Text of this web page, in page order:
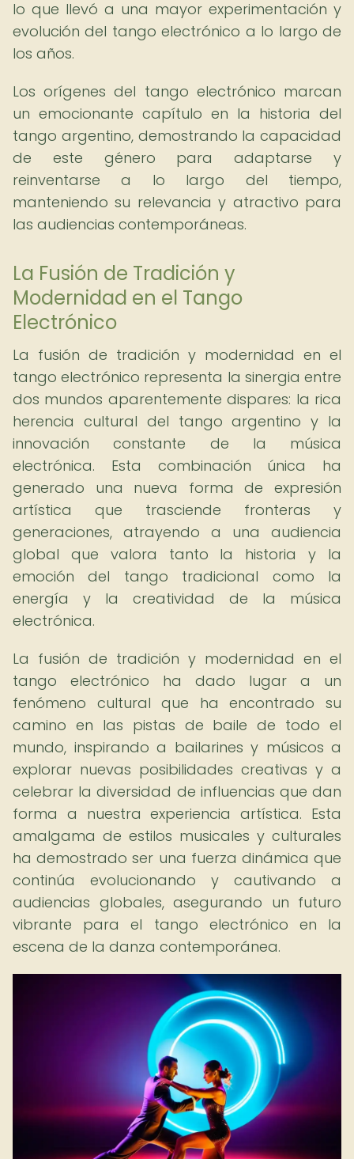
lo que llevó a una mayor experimentación y
evolución del tango electrónico a lo largo de
los años.
Los orígenes del tango electrónico marcan
un emocionante capítulo en la historia del
tango argentino, demostrando la capacidad
de este género para adaptarse y
reinventarse a lo largo del tiempo,
manteniendo su relevancia y atractivo para
las audiencias contemporáneas.
La Fusión de Tradición y
Modernidad en el Tango
Electrónico
La fusión de tradición y modernidad en el
tango electrónico representa la sinergia entre
dos mundos aparentemente dispares: la rica
herencia cultural del tango argentino y la
innovación constante de la música
electrónica. Esta combinación única ha
generado una nueva forma de expresión
artística que trasciende fronteras y
generaciones, atrayendo a una audiencia
global que valora tanto la historia y la
emoción del tango tradicional como la
energía y la creatividad de la música
electrónica.
La fusión de tradición y modernidad en el
tango electrónico ha dado lugar a un
fenómeno cultural que ha encontrado su
camino en las pistas de baile de todo el
mundo, inspirando a bailarines y músicos a
explorar nuevas posibilidades creativas y a
celebrar la diversidad de influencias que dan
forma a nuestra experiencia artística. Esta
amalgama de estilos musicales y culturales
ha demostrado ser una fuerza dinámica que
continúa evolucionando y cautivando a
audiencias globales, asegurando un futuro
vibrante para el tango electrónico en la
escena de la danza contemporánea.